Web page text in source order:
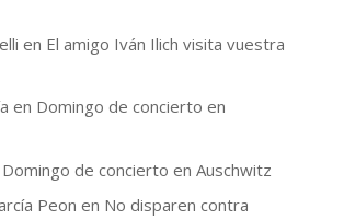
en El amigo Iván Ilich visita vuestra
en Domingo de concierto en
Domingo de concierto en Auschwitz
Peon en No disparen contra